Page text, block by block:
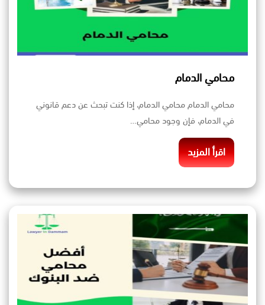
محامي الدمام
محامي الدمام محامي الدمام، إذا كنت تبحث عن دعم قانوني
في الدمام، فإن وجود محامي…
اقرأ المزيد